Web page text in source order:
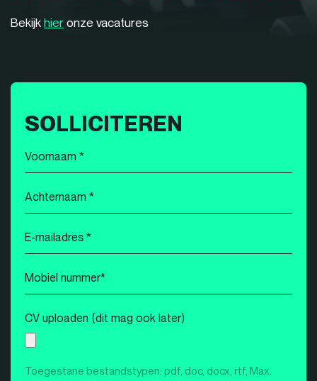
Bekijk hier onze vacatures
SOLLICITEREN
Voornaam
*
Achternaam
*
E-
mailadres
*
Mobiel
nummer
*
CV uploaden (dit mag ook later)
Toegestane bestandstypen: pdf, doc, docx, rtf, Max.